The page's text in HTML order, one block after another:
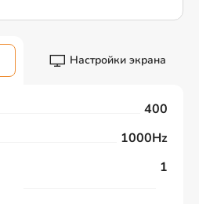
Настройки экрана
400
1000Hz
1